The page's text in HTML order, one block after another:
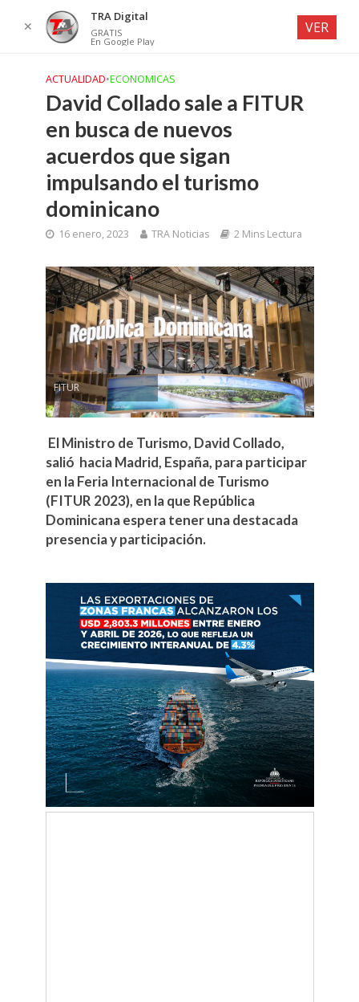
ACTUALIDAD•ECONOMICAS
David Collado sale a FITUR
en busca de nuevos
acuerdos que sigan
impulsando el turismo
dominicano
16 enero, 2023 TRA Noticias 2 Mins Lectura
FITUR
El Ministro de Turismo, David Collado,
salió hacia Madrid, España, para participar
en la Feria Internacional de Turismo
(FITUR 2023), en la que República
Dominicana espera tener una destacada
presencia y participación.
✕
TRA Digital
GRATIS
En Google Play
VER